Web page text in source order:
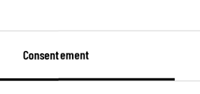
Consentement